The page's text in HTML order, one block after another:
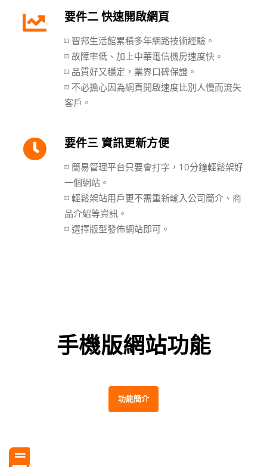
要件二 快速開啟網頁
⌑ 智邦生活館累積多年網路技術經驗。
⌑ 故障率低、加上中華電信機房速度快。
⌑ 品質好又穩定，業界口碑保證。
⌑ 不必擔心因為網頁開啟速度比別人慢而流失
客戶。
要件三 資訊更新方便
⌑ 簡易管理平台只要會打字，10分鐘輕鬆架好
一個網站。
⌑ 輕鬆架站用戶更不需重新輸入公司簡介、商
品介紹等資訊。
⌑ 選擇版型發佈網站即可。
手機版網站功能
功能簡介